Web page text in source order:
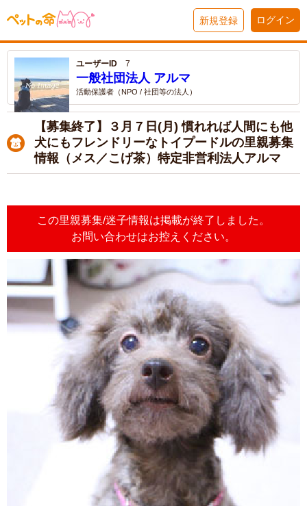
新規登録 ログイン
ユーザーID 7
一般社団法人 アルマ
活動保護者（NPO / 社団等の法人）
【募集終了】３月７日(月) 慣れれば人間にも他
犬にもフレンドリーなトイプードルの里親募集
情報（メス／こげ茶）特定非営利法人アルマ
この里親募集/迷子情報は掲載が終了しました。
お問い合わせはお控えください。